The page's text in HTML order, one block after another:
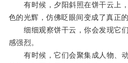
有时候，夕阳斜照在饼干云上，
色的光辉，仿佛眨眼间变成了真正的
细细观察饼干云，你会发现它们
感强烈。
有时候，它们会聚集成人物、动